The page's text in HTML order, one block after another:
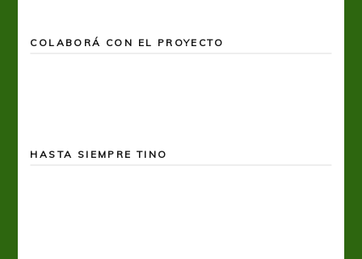
COLABORÁ CON EL PROYECTO
HASTA SIEMPRE TINO